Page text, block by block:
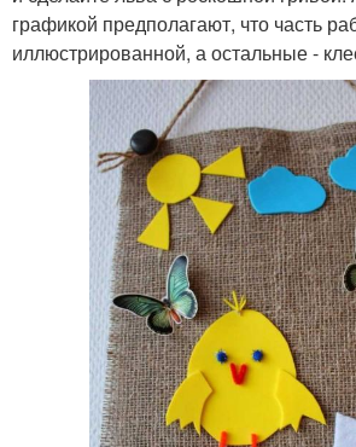
графикой предполагают, что часть
иллюстрированной, а остальные -